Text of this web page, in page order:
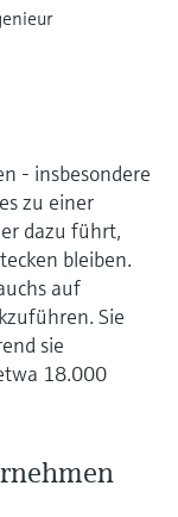
- insbesondere
zu einer
dazu führt,
bleiben.
auf
Sie
sie
18.000